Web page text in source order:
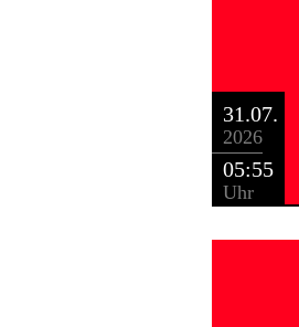
31.07.
2026
05:55
Uhr